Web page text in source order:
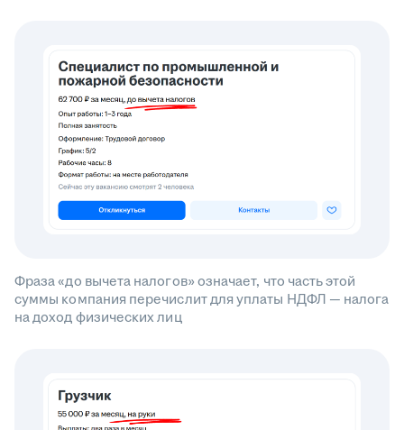
Фраза «до вычета налогов» означает, что часть этой
суммы компания перечислит для уплаты НДФЛ — налога
на доход физических лиц